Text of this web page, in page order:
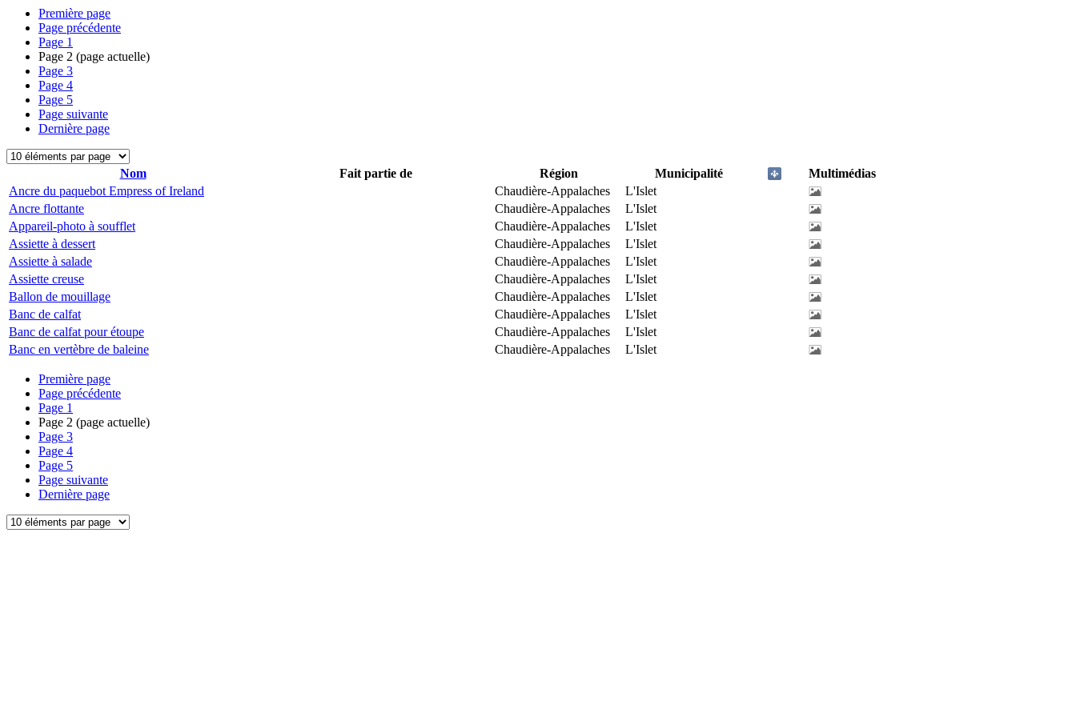
Première page
Page précédente
Page 1
Page 2 (page actuelle)
Page 3
Page 4
Page 5
Page suivante
Dernière page
Nom Fait partie de Région Municipalité
Multimédias
Ancre du paquebot Empress of Ireland
Chaudière-Appalaches
L'Islet
Ancre flottante
Chaudière-Appalaches
L'Islet
Appareil-photo à soufflet
Chaudière-Appalaches
L'Islet
Assiette à dessert
Chaudière-Appalaches
L'Islet
Assiette à salade
Chaudière-Appalaches
L'Islet
Assiette creuse
Chaudière-Appalaches
L'Islet
Ballon de mouillage
Chaudière-Appalaches
L'Islet
Banc de calfat
Chaudière-Appalaches
L'Islet
Banc de calfat pour étoupe
Chaudière-Appalaches
L'Islet
Banc en vertèbre de baleine
Chaudière-Appalaches L'Islet
Première page
Page précédente
Page 1
Page 2 (page actuelle)
Page 3
Page 4
Page 5
Page suivante
Dernière page